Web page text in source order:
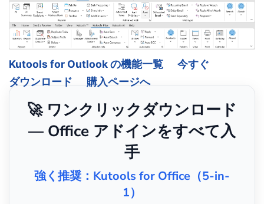
Kutools for Outlook の機能一覧
今すぐ
ダウンロード
購入ページへ
🚀 ワンクリックダウンロード
— Office アドインをすべて入
手
強く推奨：Kutools for Office（5-in-
1）